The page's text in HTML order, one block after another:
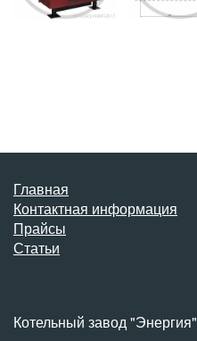
Главная
Контактная информация
Прайсы
Статьи
Котельный завод "Энергия"